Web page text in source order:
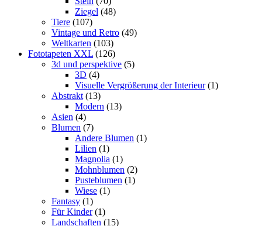
Ziegel (48)
Tiere (107)
Vintage und Retro (49)
Weltkarten (103)
Fototapeten XXL (126)
3d und perspektive (5)
3D (4)
Visuelle Vergrößerung der Interieur (1)
Abstrakt (13)
Modern (13)
Asien (4)
Blumen (7)
Andere Blumen (1)
Lilien (1)
Magnolia (1)
Mohnblumen (2)
Pusteblumen (1)
Wiese (1)
Fantasy (1)
Für Kinder (1)
Landschaften (15)